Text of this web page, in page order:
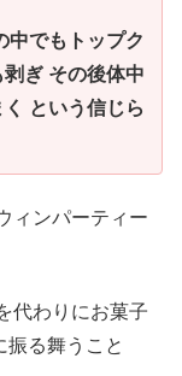
中でもトップク
ぎ その後体中
という信じら
ィンパーティー
代わりにお菓子
る舞うこと